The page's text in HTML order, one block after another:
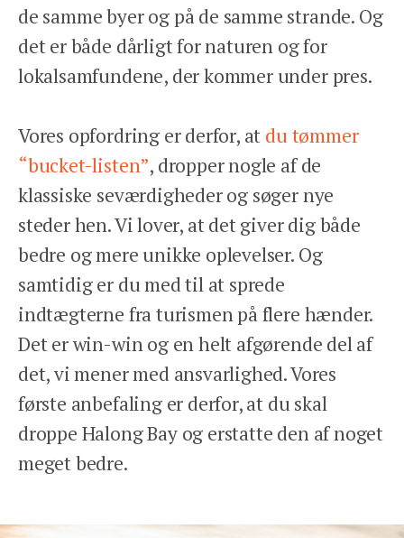
de samme byer og på de samme strande. Og
det er både dårligt for naturen og for
lokalsamfundene, der kommer under pres.
Vores opfordring er derfor, at du tømmer
“bucket-listen”, dropper nogle af de
klassiske seværdigheder og søger nye
steder hen. Vi lover, at det giver dig både
bedre og mere unikke oplevelser. Og
samtidig er du med til at sprede
indtægterne fra turismen på flere hænder.
Det er win-win og en helt afgørende del af
det, vi mener med ansvarlighed. Vores
første anbefaling er derfor, at du skal
droppe Halong Bay og erstatte den af noget
meget bedre.
Tlf: 78 78 89 89